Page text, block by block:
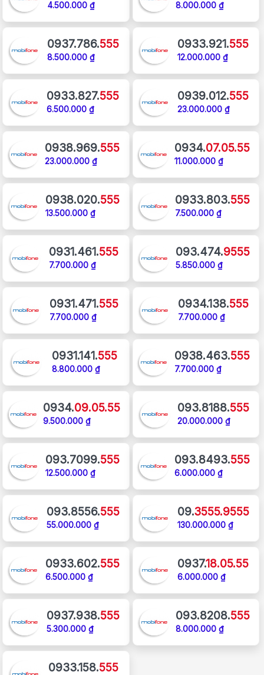
4.500.000 ₫ 8.000.000 ₫
0937.786.555
8.500.000 ₫
0933.921.555
12.000.000 ₫
0933.827.555
6.500.000 ₫
0939.012.555
23.000.000 ₫
0938.969.555
23.000.000 ₫
0934.07.05.55
11.000.000 ₫
0938.020.555
13.500.000 ₫
0933.803.555
7.500.000 ₫
0931.461.555
7.700.000 ₫
093.474.9555
5.850.000 ₫
0931.471.555
7.700.000 ₫
0934.138.555
7.700.000 ₫
0931.141.555
8.800.000 ₫
0938.463.555
7.700.000 ₫
0934.09.05.55
9.500.000 ₫
093.8188.555
20.000.000 ₫
093.7099.555
12.500.000 ₫
093.8493.555
6.000.000 ₫
093.8556.555
55.000.000 ₫
09.3555.9555
130.000.000 ₫
0933.602.555
6.500.000 ₫
0937.18.05.55
6.000.000 ₫
0937.938.555
5.300.000 ₫
093.8208.555
8.000.000 ₫
0933.158.555